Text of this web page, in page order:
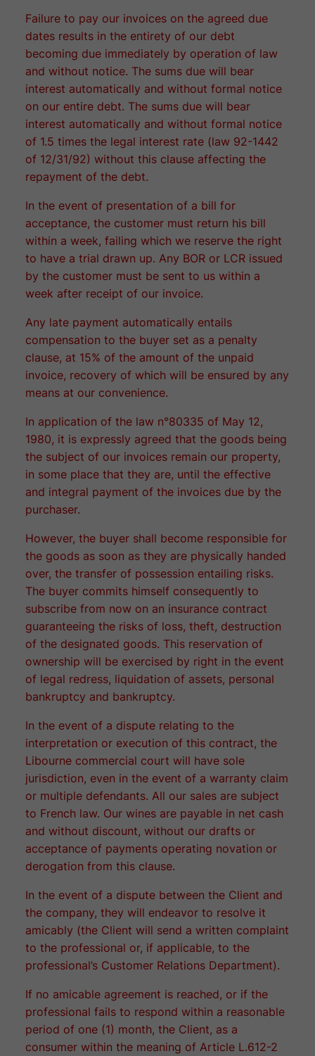
Failure to pay our invoices on the agreed due
dates results in the entirety of our debt
becoming due immediately by operation of law
and without notice. The sums due will bear
interest automatically and without formal notice
on our entire debt. The sums due will bear
interest automatically and without formal notice
of 1.5 times the legal interest rate (law 92-1442
of 12/31/92) without this clause affecting the
repayment of the debt.
In the event of presentation of a bill for
acceptance, the customer must return his bill
within a week, failing which we reserve the right
to have a trial drawn up. Any BOR or LCR issued
by the customer must be sent to us within a
week after receipt of our invoice.
Any late payment automatically entails
compensation to the buyer set as a penalty
clause, at 15% of the amount of the unpaid
invoice, recovery of which will be ensured by any
means at our convenience.
In application of the law n°80335 of May 12,
1980, it is expressly agreed that the goods being
the subject of our invoices remain our property,
in some place that they are, until the effective
and integral payment of the invoices due by the
purchaser.
However, the buyer shall become responsible for
the goods as soon as they are physically handed
over, the transfer of possession entailing risks.
The buyer commits himself consequently to
subscribe from now on an insurance contract
guaranteeing the risks of loss, theft, destruction
of the designated goods. This reservation of
ownership will be exercised by right in the event
of legal redress, liquidation of assets, personal
bankruptcy and bankruptcy.
In the event of a dispute relating to the
interpretation or execution of this contract, the
Libourne commercial court will have sole
jurisdiction, even in the event of a warranty claim
or multiple defendants. All our sales are subject
to French law. Our wines are payable in net cash
and without discount, without our drafts or
acceptance of payments operating novation or
derogation from this clause.
In the event of a dispute between the Client and
the company, they will endeavor to resolve it
amicably (the Client will send a written complaint
to the professional or, if applicable, to the
professional’s Customer Relations Department).
If no amicable agreement is reached, or if the
professional fails to respond within a reasonable
period of one (1) month, the Client, as a
consumer within the meaning of Article L.612-2